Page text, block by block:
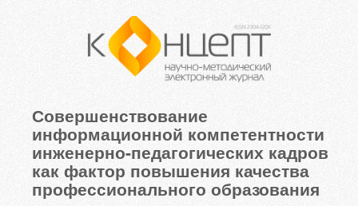
Совершенствование
информационной компетентности
инженерно-педагогических кадров
как фактор повышения качества
профессионального образования